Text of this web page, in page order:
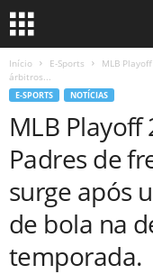
Início E-Sports
MLB
árbitros...
E-SPORTS NOTÍCIAS
MLB Playoff
Padres de
surge após
de bola na
temporada.